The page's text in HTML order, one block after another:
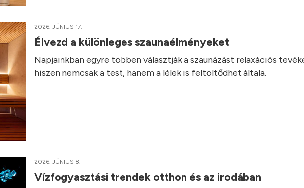
2026. JÚNIUS 17.
Élvezd a különleges szaunaélményeket
Napjainkban egyre többen választják a szaunázást relaxációs
hiszen nemcsak a test, hanem a lélek is feltöltődhet általa.
2026. JÚNIUS 8.
Vízfogyasztási trendek otthon és az irodában